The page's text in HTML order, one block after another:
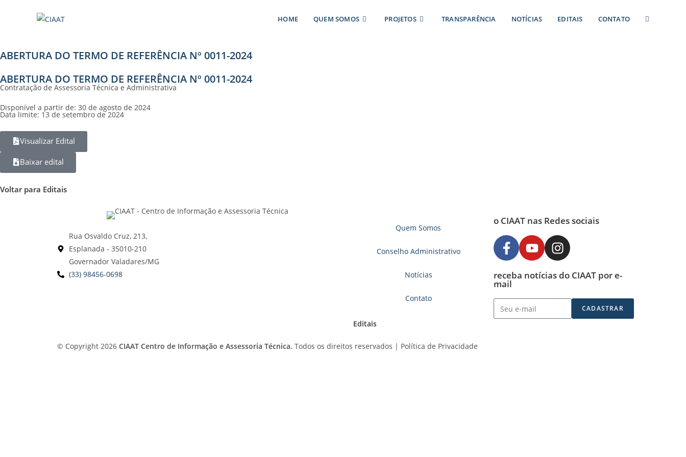
HOME QUEM SOMOS PROJETOS TRANSPARÊNCIA NOTÍCIAS EDITAIS CONTATO
ABERTURA DO TERMO DE REFERÊNCIA Nº 0011-2024
ABERTURA DO TERMO DE REFERÊNCIA Nº 0011-2024
Contratação de Assessoria Técnica e Administrativa
Disponível a partir de: 30 de agosto de 2024
Data limite: 13 de setembro de 2024
Visualizar Edital
Baixar edital
Voltar para Editais
Rua Osvaldo Cruz, 213,
Esplanada - 35010-210
Governador Valadares/MG
(33) 98456-0698
Quem Somos
Conselho Administrativo
Notícias
Contato
Editais
o CIAAT nas Redes sociais
receba notícias do CIAAT por e-
mail
CADASTRAR
© Copyright 2026 CIAAT Centro de Informação e Assessoria Técnica. Todos os direitos reservados | Política de Privacidade